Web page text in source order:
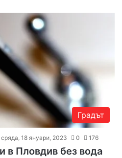
Градът
18 януари, 2023 0 176
в Пловдив без вода